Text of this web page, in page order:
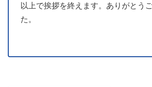
以上で挨拶を終えます。ありがとう
た。